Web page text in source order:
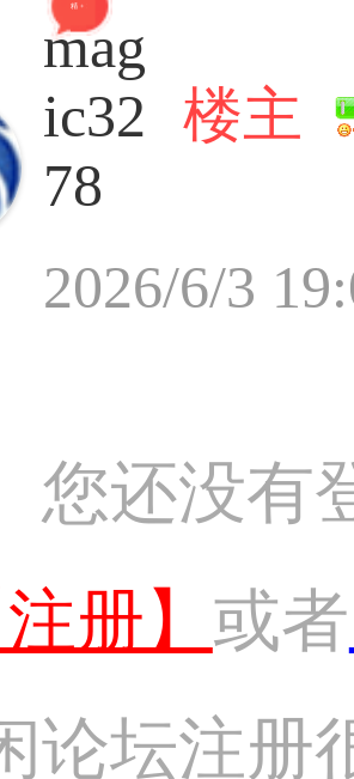
精 + 1
mag
ic32
78
楼主
2026/6/3
您还没有
注册】 或者
论坛注册